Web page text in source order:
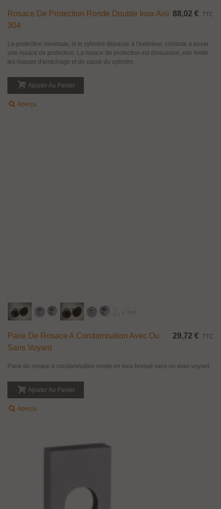
Rosace De Protection Ronde Double Inox Aisi
304
88,02 € TTC
La protection minimale, si le cylindre dépasse à l'extérieur, consiste à poser
une rosace de protection. La rosace de protection est dissuasive, elle limite
les risques d'arrachage et de casse du cylindre.
Ajouter Au Panier
Aperçu
Paire De Rosace A Condamnation Avec Ou
Sans Voyant
29,72 € TTC
Paire de rosace a condamnation ronde en inox brossé sans ou avec voyant.
Ajouter Au Panier
Aperçu